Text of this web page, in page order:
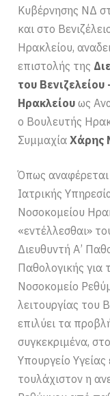
Κυβέρνησης ΝΔ
και στο
Ηρακλείου,
επιστολής της
του
Ηρακλείου ως
ο Βουλευτής
ΣυμμαχίαΧάρης
Όπως αναφέρεται
Ιατρικής
Νοσοκομείου
«εντέλλεσθαι»
Διευθυντή Α’
Παθολογικής για
Νοσοκομείο
λειτουργίας του
επιλύει τα
συγκεκριμένα,
Υπουργείο
τουλάχιστον η